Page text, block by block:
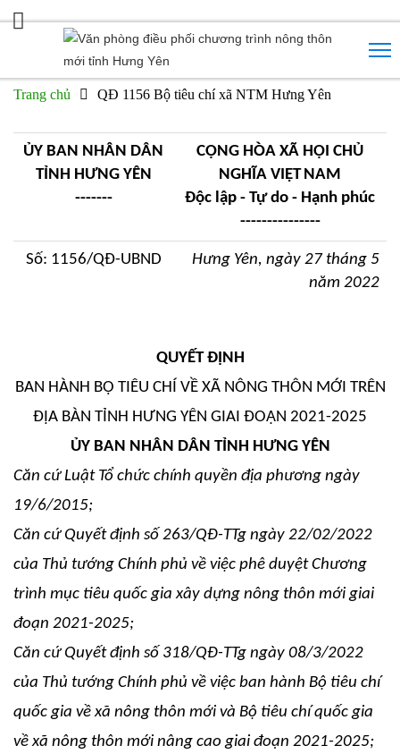
Trang chủ QĐ 1156 Bộ tiêu chí xã NTM Hưng Yên
ỦY BAN NHÂN DÂN
TỈNH HƯNG YÊN
-------
CỘNG HÒA XÃ HỘI CHỦ
NGHĨA VIỆT NAM
Độc lập - Tự do - Hạnh phúc
---------------
Số: 1156/QĐ-UBND
Hưng Yên, ngày 27 tháng 5
năm 2022
QUYẾT ĐỊNH
BAN HÀNH BỘ TIÊU CHÍ VỀ XÃ NÔNG THÔN MỚI TRÊN
ĐỊA BÀN TỈNH HƯNG YÊN GIAI ĐOẠN 2021-2025
ỦY BAN NHÂN DÂN TỈNH HƯNG YÊN
Căn cứ Luật Tổ chức chính quyền địa phương ngày
19/6/2015;
Căn cứ Quyết định số 263/QĐ-TTg ngày 22/02/2022
của Thủ tướng Chính phủ về việc phê duyệt Chương
trình mục tiêu quốc gia xây dựng nông thôn mới giai
đoạn 2021-2025;
Căn cứ Quyết định số 318/QĐ-TTg ngày 08/3/2022
của Thủ tướng Chính phủ về việc ban hành Bộ tiêu chí
quốc gia về xã nông thôn mới và Bộ tiêu chí quốc gia
về xã nông thôn mới nâng cao giai đoạn 2021-2025;